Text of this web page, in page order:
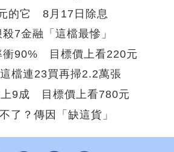
的它 8月17日除息
7金融「這檔最慘」
衝90% 目標價上看220元
檔連23買再掃2.2萬張
9成 目標價上看780元
了？傳因「缺這貨」